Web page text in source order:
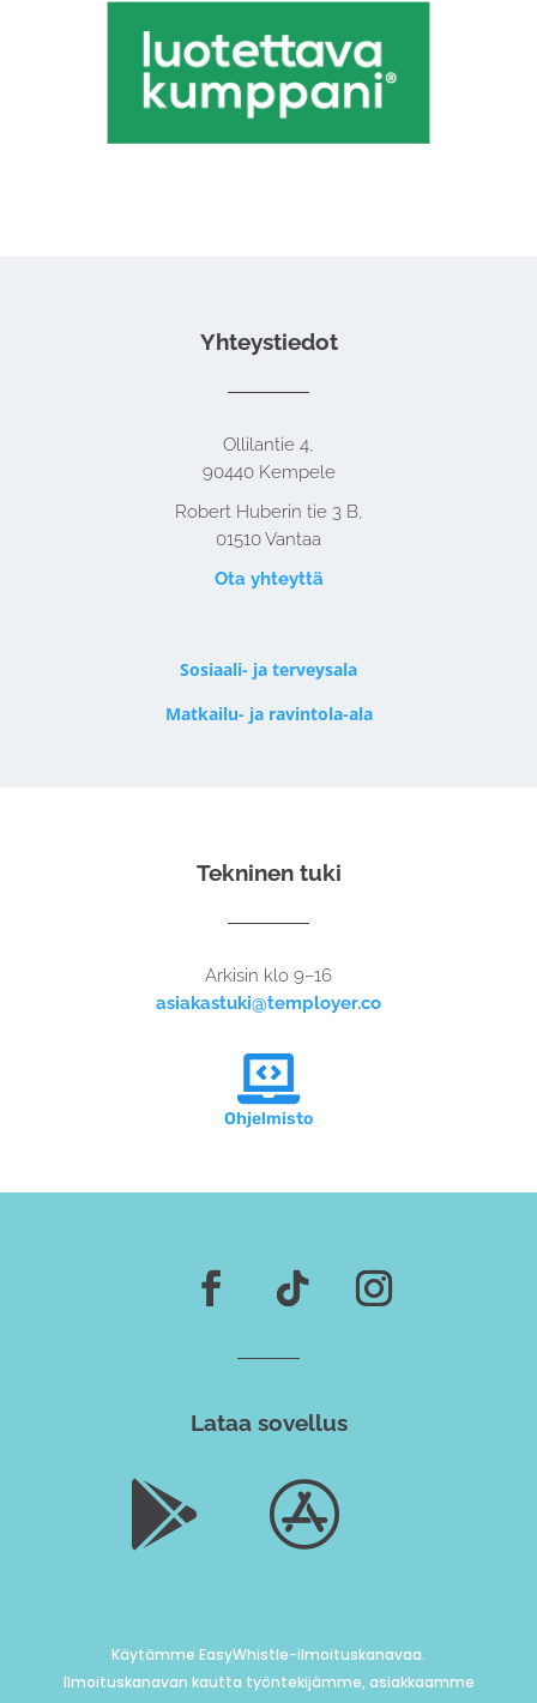
Yhteystiedot
Ollilantie 4,
90440 Kempele
Robert Huberin tie 3 B,
01510 Vantaa
Ota yhteyttä
Sosiaali- ja terveysala
Matkailu- ja ravintola-ala
Tekninen tuki
Arkisin klo 9–16
asiakastuki@temployer.co

Ohjelmisto
Lataa sovellus
 
Käytämme EasyWhistle-ilmoituskanavaa.
Ilmoituskanavan kautta työntekijämme, asiakkaamme